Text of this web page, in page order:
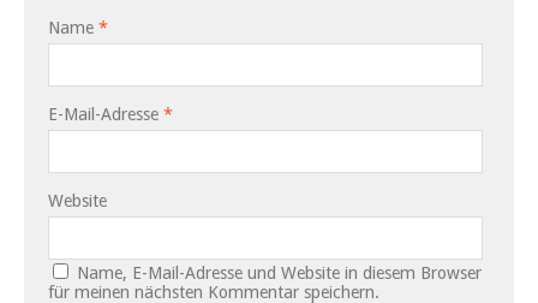
Name *
E-Mail-Adresse *
Website
Name, E-Mail-Adresse und Website in diesem Browser
für meinen nächsten Kommentar speichern.